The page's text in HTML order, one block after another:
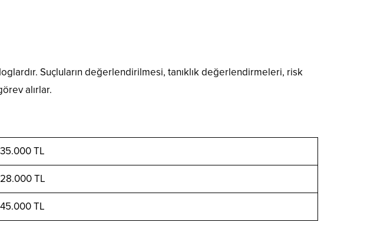
Suçluların değerlendirilmesi, tanıklık değerlendirmeleri, risk
alırlar.
35.000 TL
28.000 TL
45.000 TL